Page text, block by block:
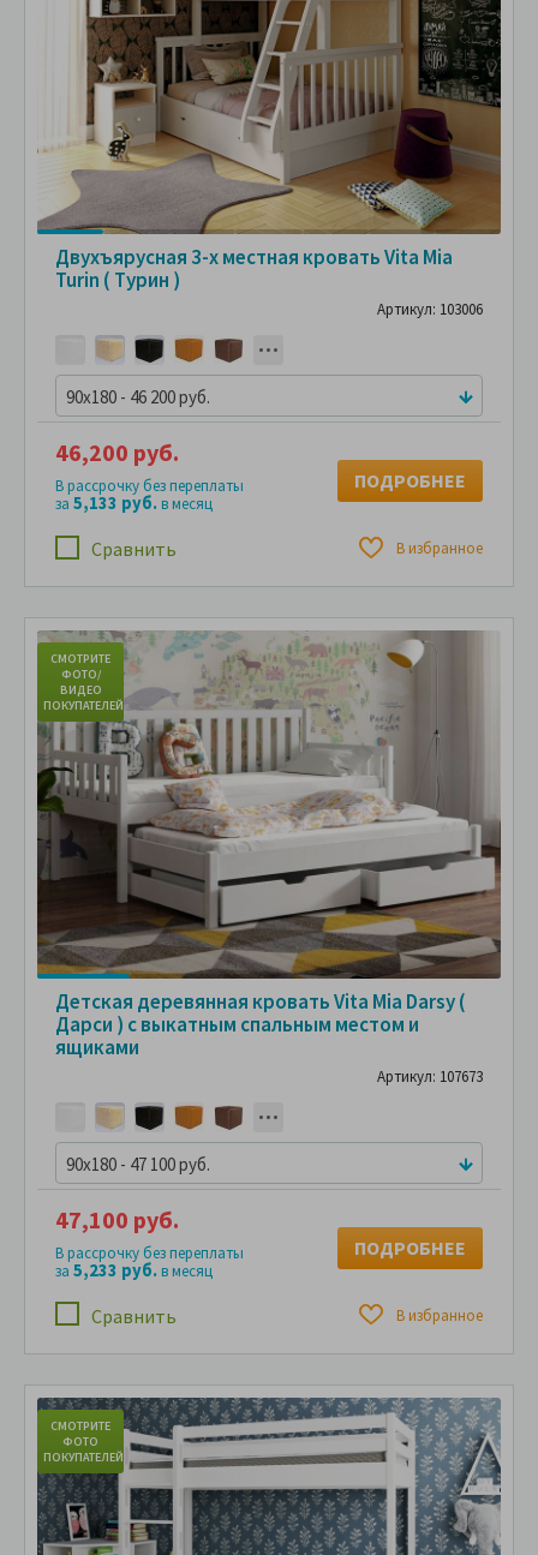
Двухъярусная 3-х местная кровать Vita Mia
Turin ( Турин )
Артикул: 103006
90x180 - 46 200 руб.
Сравнить В избранное
46,200 руб.
В рассрочку без переплаты
за 5,133 руб.в месяц
ПОДРОБНЕЕ
СМОТРИТЕ
ФОТО/
ВИДЕО
ПОКУПАТЕЛЕЙ
Детская деревянная кровать Vita Mia Darsy (
Дарси ) с выкатным спальным местом и
ящиками
Артикул: 107673
90x180 - 47 100 руб.
Сравнить В избранное
47,100 руб.
В рассрочку без переплаты
за 5,233 руб.в месяц
ПОДРОБНЕЕ
СМОТРИТЕ
ФОТО
ПОКУПАТЕЛЕЙ